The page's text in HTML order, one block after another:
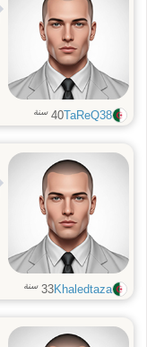
TaReQ38
40 سنة
Khaledtaza
33 سنة